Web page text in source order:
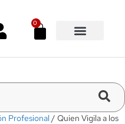
0
Profesional / Quien Vigila a los